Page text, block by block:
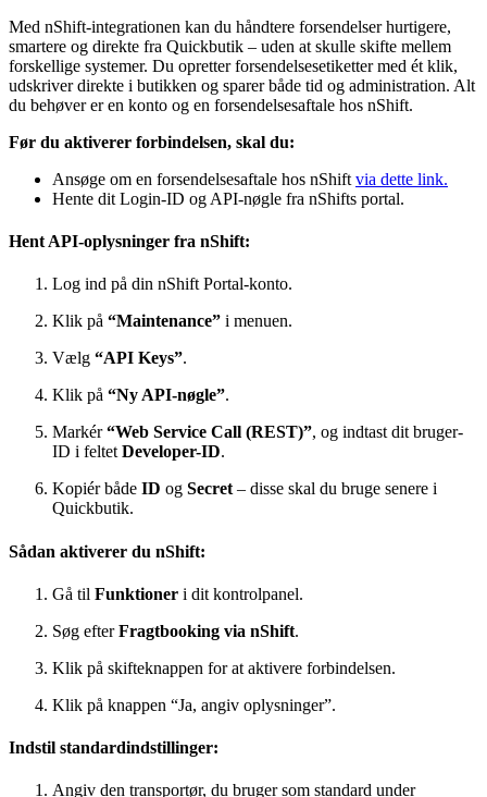
Med nShift-integrationen kan du håndtere forsendelser hurtigere,
smartere og direkte fra Quickbutik – uden at skulle skifte mellem
forskellige systemer. Du opretter forsendelsesetiketter med ét klik,
udskriver direkte i butikken og sparer både tid og administration. Alt
du behøver er en konto og en forsendelsesaftale hos nShift.
Før du aktiverer forbindelsen, skal du:
Ansøge om en forsendelsesaftale hos nShift via dette link.
Hente dit Login-ID og API-nøgle fra nShifts portal.
Hent API-oplysninger fra nShift:
Log ind på din nShift Portal-konto.
Klik på “Maintenance” i menuen.
Vælg “API Keys”.
Klik på “Ny API-nøgle”.
Markér“Web Service Call (REST)”, og indtast dit bruger-
ID i feltetDeveloper-ID.
Kopiér både ID og Secret– disse skal du bruge senere i
Quickbutik.
Sådan aktiverer du nShift:
Gå til Funktioner i dit kontrolpanel.
Søg efterFragtbooking via nShift.
Klik på skifteknappen for at aktivere forbindelsen.
Klik på knappen “Ja, angiv oplysninger”.
Indstil standardindstillinger:
Angiv den transportør, du bruger som standard under